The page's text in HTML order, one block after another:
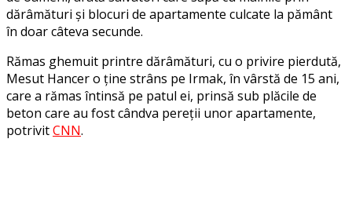
dărâmături și blocuri de apartamente culcate la pământ
în doar câteva secunde.
Rămas ghemuit printre dărâmături, cu o privire pierdută,
Mesut Hancer o ține strâns pe Irmak, în vârstă de 15 ani,
care a rămas întinsă pe patul ei, prinsă sub plăcile de
beton care au fost cândva pereții unor apartamente,
potrivitCNN.